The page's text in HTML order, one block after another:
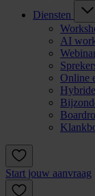
Diensten
AI
Online
Start jouw aanvraag